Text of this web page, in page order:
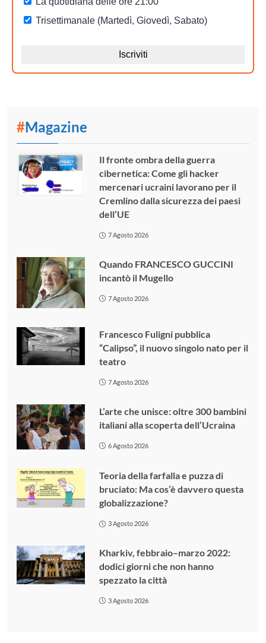
#Magazine
Il fronte ombra della guerra
cibernetica: Come gli hacker
mercenari ucraini lavorano per il
Cremlino dalla sicurezza dei paesi
dell’UE
7 Agosto 2026
Quando FRANCESCO GUCCINI
incantò il Mugello
7 Agosto 2026
Francesco Fuligni pubblica
“Calipso”, il nuovo singolo nato per il
teatro
7 Agosto 2026
L’arte che unisce: oltre 300 bambini
italiani alla scoperta dell’Ucraina
6 Agosto 2026
Teoria della farfalla e puzza di
bruciato: Ma cos’è davvero questa
globalizzazione?
3 Agosto 2026
Kharkiv, febbraio–marzo 2022:
dodici giorni che non hanno
spezzato la città
3 Agosto 2026